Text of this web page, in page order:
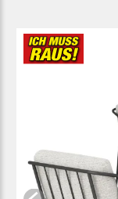
Bildergalerie